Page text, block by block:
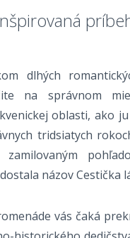
dlhých
na správnom
oblasti, ako
tridsiatych
zamilovaným
názov Cestička
vás čaká